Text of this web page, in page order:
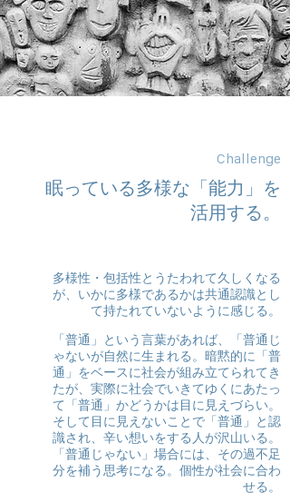
Challenge
眠っている多様な「能力」を
活用する。
多様性・包括性とうたわれて久しくなる
が、いかに多様であるかは共通認識とし
て持たれていないように感じる。
「普通」という言葉があれば、「普通じ
ゃないが自然に生まれる。暗黙的に「普
通」をベースに社会が組み立てられてき
たが、実際に社会でいきてゆくにあたっ
て「普通」かどうかは目に見えづらい。
そして目に見えないことで「普通」と認
識され、辛い想いをする人が沢山いる。
「普通じゃない」場合には、その過不足
分を補う思考になる。個性が社会に合わ
せる。